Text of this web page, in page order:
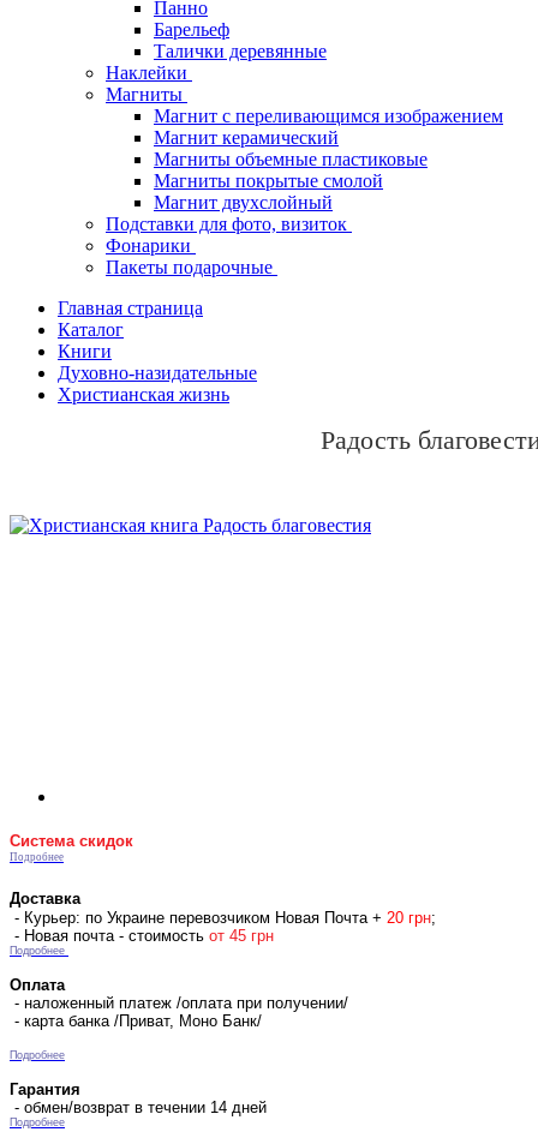
Панно
Барельеф
Талички деревянные
Наклейки
Магниты
Магнит с переливающимся изображением
Магнит керамический
Магниты объемные пластиковые
Магниты покрытые смолой
Магнит двухслойный
Подставки для фото, визиток
Фонарики
Пакеты подарочные
Главная страница
Каталог
Книги
Духовно-назидательные
Христианская жизнь
Радость
Система скидок
Подробнее
Доставка
- Курьер: по Украине перевозчиком Новая Почта + 20 грн;
- Новая почта - стоимость от 45 грн
Подробнее
Оплата
- наложенный платеж /оплата при получении/
- карта банка /Приват, Моно Банк/
Подробнее
Гарантия
- обмен/возврат в течении 14 дней
Подробнее